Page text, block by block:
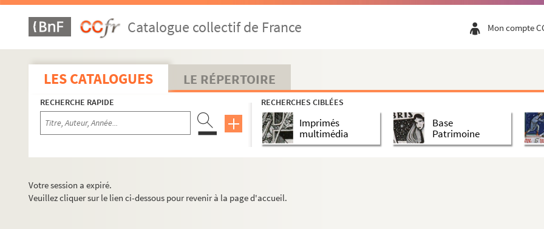
Catalogue collectif de France Mon compte
LES CATALOGUES LE RÉPERTOIRE
RECHERCHE RAPIDE RECHERCHES CIBLÉES
Imprimés
multimédia
Base
Patrimoine
Votre session a expiré.
Veuillez cliquer sur le lien ci-dessous pour revenir à la page d'accueil.